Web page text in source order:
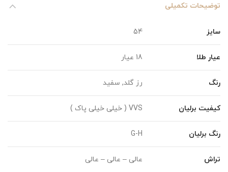
توضیحات تکمیلی
سایز 54
عیار طلا 18 عیار
رنگ رز گلد, سفید
کیفیت برلیان VVS ( خیلی خیلی پاک )
رنگ برلیان G-H
تراش عالی – عالی – عالی